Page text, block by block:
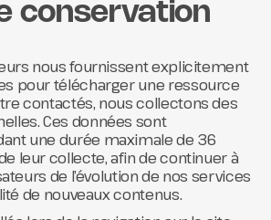
conservation
nous fournissent explicitement
pour télécharger une ressource
contactés, nous collectons des
Ces données sont
une durée maximale de 36
leur collecte, afin de continuer à
de l’évolution de nos services
de nouveaux contenus.